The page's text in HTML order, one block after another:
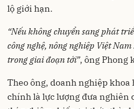
lộ giới hạn.
“Nếukhôngchuyểnsangphát
côngnghệ, nôngnghiệp Việt Nam
tronggiaiđoạn tới”, ông Phong
Theo ông, doanh nghiệp khoa
chính là lực lượng đưa nghiên